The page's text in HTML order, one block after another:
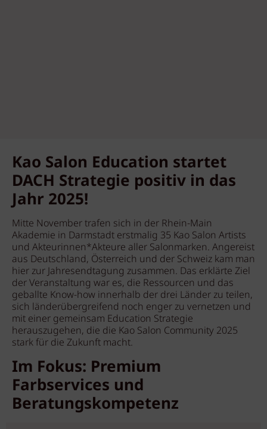
Kao Salon Education startet
DACH Strategie positiv in das
Jahr 2025!
Mitte November trafen sich in der Rhein-Main
Akademie in Darmstadt erstmalig 35 Kao Salon Artists
und Akteurinnen*Akteure aller Salonmarken. Angereist
aus Deutschland, Österreich und der Schweiz kam man
hier zur Jahresendtagung zusammen. Das erklärte Ziel
der Veranstaltung war es, die Ressourcen und das
geballte Know-how innerhalb der drei Länder zu teilen,
sich länderübergreifend noch enger zu vernetzen und
mit einer gemeinsam Education Strategie
herauszugehen, die die Kao Salon Community 2025
stark für die Zukunft macht.
Im Fokus: Premium
Farbservices und
Beratungskompetenz